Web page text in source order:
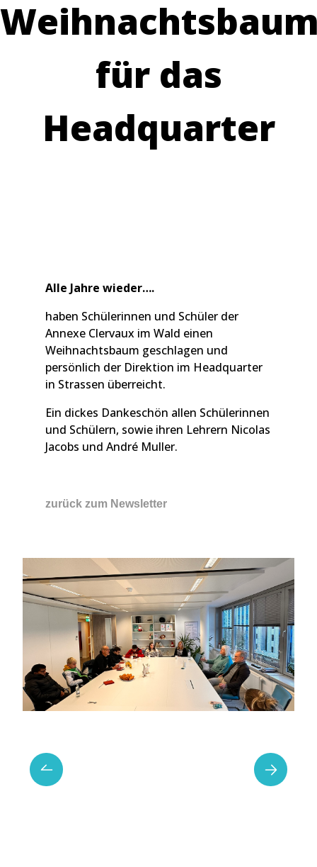
für das
Headquarter
Alle Jahre wieder….
haben Schülerinnen und Schüler der
Annexe Clervaux im Wald einen
Weihnachtsbaum geschlagen und
persönlich der Direktion im Headquarter
in Strassen überreicht.
Ein dickes Dankeschön allen Schülerinnen
und Schülern, sowie ihren Lehrern Nicolas
Jacobs und André Muller.
zurück zum Newsletter